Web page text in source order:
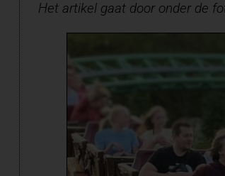
Het artikel gaat door onder de